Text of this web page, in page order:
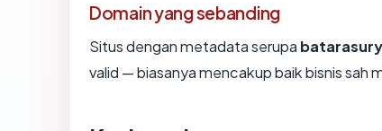
Domain yang sebanding
Situs dengan metadata serupa
valid — biasanya mencakup baik bisnis sah